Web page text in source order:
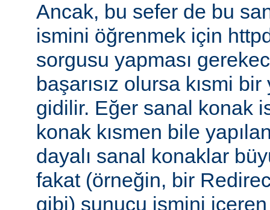
Ancak, bu sefer de bu
ismini öğrenmek için
sorgusu yapması
başarısız olursa kısmi bir
gidilir. Eğer sanal konak
konak kısmen bile
dayalı sanal konaklar
fakat (örneğin, bir
gibi) sunucu ismini